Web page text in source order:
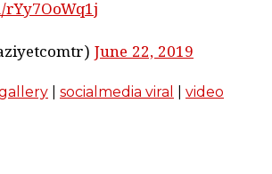
June 22, 2019
socialmedia viral video